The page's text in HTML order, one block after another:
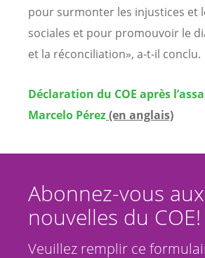
pour surmonter les injustices et
sociales et pour promouvoir le
et la réconciliation», a-t-il conclu.
Déclaration du COE après
Marcelo Pérez(en anglais)
Abonnez-vous aux
nouvelles du COE!
Veuillez remplir ce